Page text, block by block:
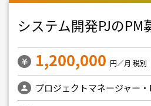
システム開発PJのPM
1,200,000 円／月 税別
プロジェクトマネージャー